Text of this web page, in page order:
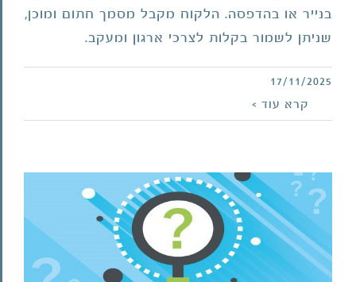
בנייר או בהדפסה. הלקוח מקבל מסמך חתום ומוכן,
שניתן לשמור בקלות לצרכי ארגון ומעקב.
17/11/2025
קרא עוד >
האם קבלה דיגיטלית תקפה בדיוק כמו